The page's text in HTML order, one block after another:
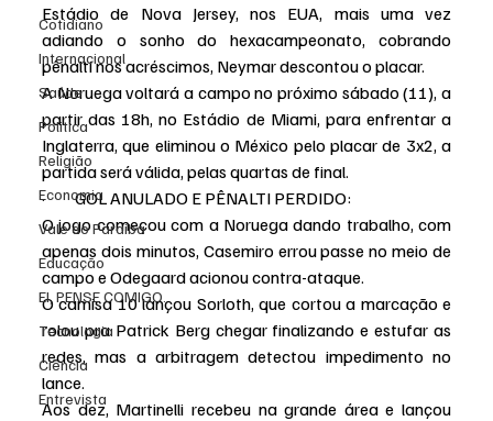
Cotidiano
Internacional
Saúde
Politica
Religião
Economia
Vale do Paraiba
Educação
EI, PENSE COMIGO.
Tecnologia
Ciência
Entrevista
Estádio de Nova Jersey, nos EUA, mais uma vez
adiando o sonho do hexacampeonato, cobrando
pênalti nos acréscimos, Neymar descontou o placar.
A Noruega voltará a campo no próximo sábado (11), a
partir das 18h, no Estádio de Miami, para enfrentar a
Inglaterra, que eliminou o México pelo placar de 3x2, a
partida será válida, pelas quartas de final.
·         GOL ANULADO E PÊNALTI PERDIDO:
O jogo começou com a Noruega dando trabalho, com
apenas dois minutos, Casemiro errou passe no meio de
campo e Odegaard acionou contra-ataque.
O camisa 10 lançou Sorloth, que cortou a marcação e
rolou pra Patrick Berg chegar finalizando e estufar as
redes, mas a arbitragem detectou impedimento no
lance.
Aos dez, Martinelli recebeu na grande área e lançou